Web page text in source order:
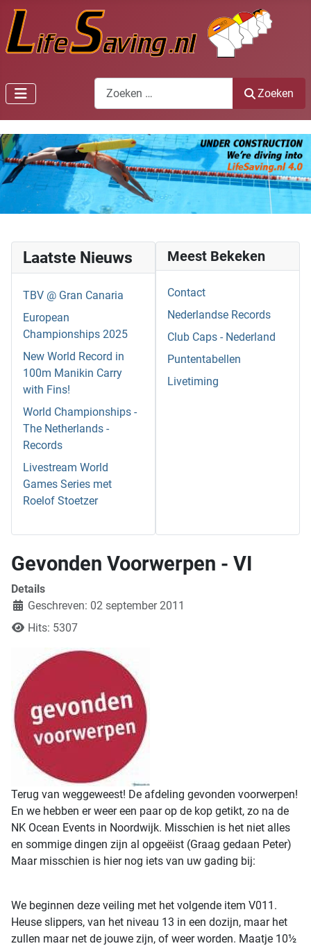
Zoeken
Zoeken
Laatste Nieuws
TBV @ Gran Canaria
European
Championships 2025
New World Record in
100m Manikin Carry
with Fins!
World Championships -
The Netherlands -
Records
Livestream World
Games Series met
Roelof Stoetzer
Meest Bekeken
Contact
Nederlandse Records
Club Caps - Nederland
Puntentabellen
Livetiming
Gevonden Voorwerpen - VI
Details
Geschreven: 02 september 2011
Hits: 5307
Terug van weggeweest! De afdeling gevonden voorwerpen!
En we hebben er weer een paar op de kop getikt, zo na de
NK Ocean Events in Noordwijk. Misschien is het niet alles
en sommige dingen zijn al opgeëist (Graag gedaan Peter)
Maar misschien is hier nog iets van uw gading bij:
We beginnen deze veiling met het volgende item V011.
Heuse slippers, van het niveau 13 in een dozijn, maar het
zullen maar net de jouwe zijn, of weer worden. Maatje 10½